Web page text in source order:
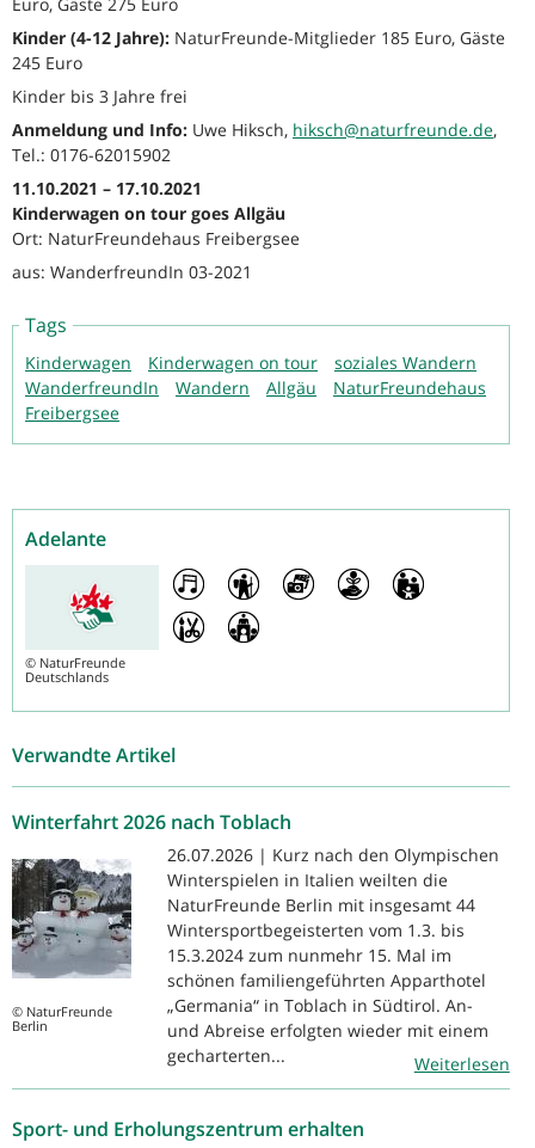
Kinder (4-12 Jahre): NaturFreunde-Mitglieder 185 Euro, Gäste
245 Euro
Kinder bis 3 Jahre frei
Anmeldung und Info: Uwe Hiksch, hiksch@naturfreunde.de,
Tel.: 0176-62015902
11.10.2021 – 17.10.2021
Kinderwagen on tour goes Allgäu
Ort: NaturFreundehaus Freibergsee
aus: WanderfreundIn 03-2021
Tags
Kinderwagen Kinderwagen on tour
soziales Wandern
WanderfreundIn
Wandern Allgäu
NaturFreundehaus
Freibergsee
Adelante
© NaturFreunde
Deutschlands
Verwandte Artikel
Winterfahrt 2026 nach Toblach
© NaturFreunde
Berlin
26.07.2026 | Kurz nach den Olympischen
Winterspielen in Italien weilten die
NaturFreunde Berlin mit insgesamt 44
Wintersportbegeisterten vom 1.3. bis
15.3.2024 zum nunmehr 15. Mal im
schönen familiengeführten Apparthotel
„Germania“ in Toblach in Südtirol. An-
und Abreise erfolgten wieder mit einem
gecharterten...
Weiterlesen
Sport- und Erholungszentrum erhalten